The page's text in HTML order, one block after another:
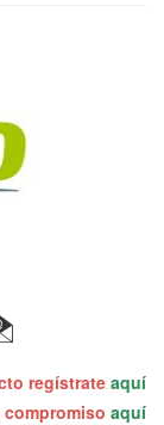
regístrate aquí
aquí